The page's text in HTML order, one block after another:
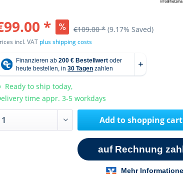
* €109.00 * (9.17% Saved)
incl. VAT plus shipping costs
Ready to ship today,
time appr. 3-5 workdays
Add toshopping cart